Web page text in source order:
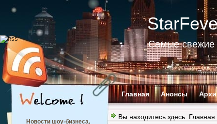
Самые свежие
Главная Анонсы
Новости шоу-бизнеса,
Вы находитесь здесь: Главная